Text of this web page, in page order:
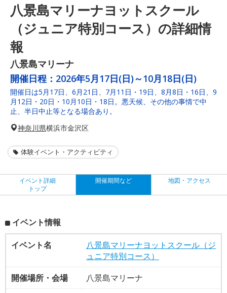
八景島マリーナヨットスクール
（ジュニア特別コース）の詳細情
報
八景島マリーナ
開催日程： 2026年5月17日(日)～10月18日(日)
開催日は5月17日、6月21日、7月11日・19日、8月8日・16日、9
月12日・20日・10月10日・18日。悪天候、その他の事情で中
止、半日中止等となる場合あり。
神奈川県横浜市金沢区
体験イベント・アクティビティ
イベント詳細
トップ
開催期間など 地図・アクセス
イベント情報
イベント名
八景島マリーナヨットスクール（ジ
ュニア特別コース）
開催場所・会場
八景島マリーナ